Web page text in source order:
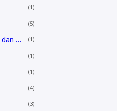
1
5
Muzara'ah dan Mukhabarah 1
1
1
4
3